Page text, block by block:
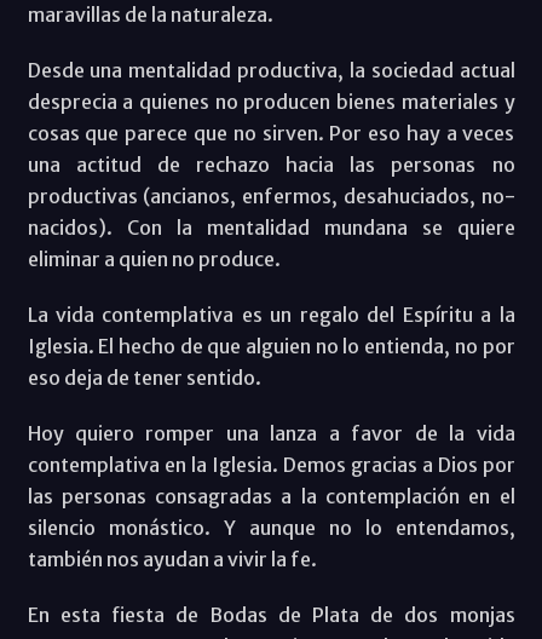
maravillas de la naturaleza.
Desde una mentalidad productiva, la sociedad actual
desprecia a quienes no producen bienes materiales y
cosas que parece que no sirven. Por eso hay a veces
una actitud de rechazo hacia las personas no
productivas (ancianos, enfermos, desahuciados, no-
nacidos). Con la mentalidad mundana se quiere
eliminar a quien no produce.
La vida contemplativa es un regalo del Espíritu a la
Iglesia. El hecho de que alguien no lo entienda, no por
eso deja de tener sentido.
Hoy quiero romper una lanza a favor de la vida
contemplativa en la Iglesia. Demos gracias a Dios por
las personas consagradas a la contemplación en el
silencio monástico. Y aunque no lo entendamos,
también nos ayudan a vivir la fe.
En esta fiesta de Bodas de Plata de dos monjas